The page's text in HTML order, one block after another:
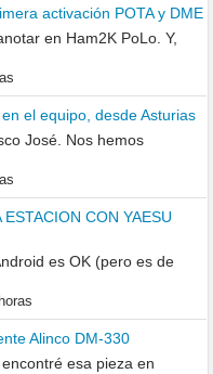
activación POTA y DME
en Ham2K PoLo. Y,
el equipo, desde Asturias
José. Nos hemos
CON YAESU
es OK (pero es de
Alinco DM-330
esa pieza en